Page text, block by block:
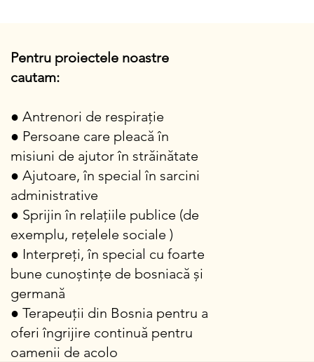
Pentru proiectele noastre
cautam:
● Antrenori de respirație
● Persoane care pleacă în
misiuni de ajutor în străinătate
● Ajutoare, în special în sarcini
administrative
● Sprijin în relațiile publice (de
exemplu, rețelelesociale )
● Interpreți, în special cu foarte
bune cunoștințe de bosniacă și
germană
● Terapeuții din Bosnia pentru a
oferi îngrijire continuă pentru
oamenii de acolo